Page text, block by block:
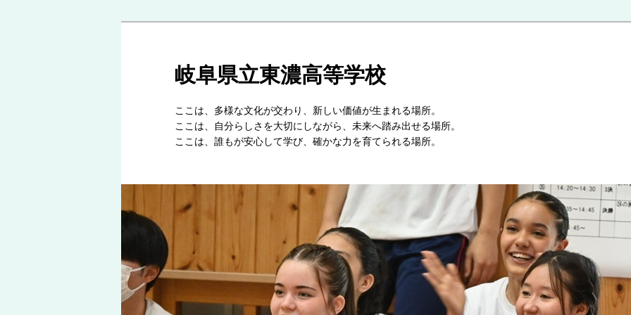
岐阜県立東濃高等学校
ここは、多様な文化が交わり、新しい価値が生まれる場所。
ここは、自分らしさを大切にしながら、未来へ踏み出せる場所。
ここは、誰もが安心して学び、確かな力を育てられる場所。